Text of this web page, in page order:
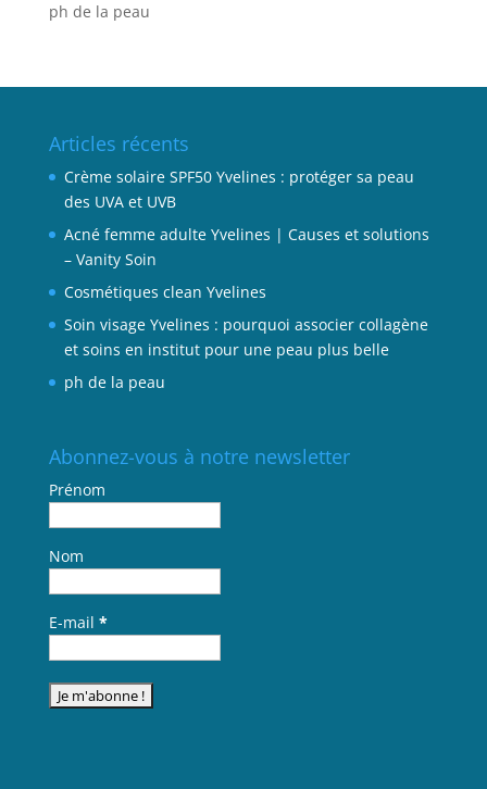
ph de la peau
Articles récents
Crème solaire SPF50 Yvelines : protéger sa peau
des UVA et UVB
Acné femme adulte Yvelines | Causes et solutions
– Vanity Soin
Cosmétiques clean Yvelines
Soin visage Yvelines : pourquoi associer collagène
et soins en institut pour une peau plus belle
ph de la peau
Abonnez-vous à notre newsletter
Prénom
Nom
E-mail *